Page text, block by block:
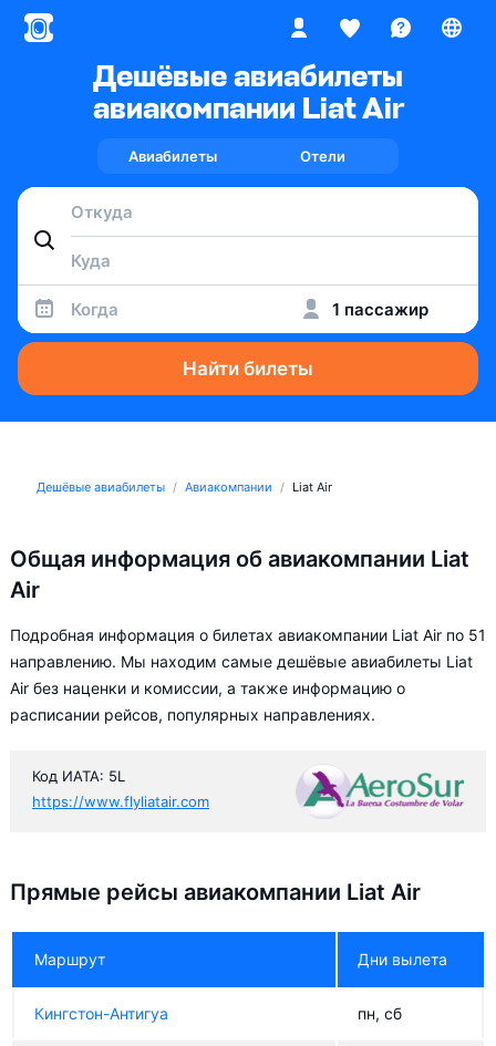
Дешёвые авиабилеты
авиакомпании Liat Air
Авиабилеты Отели
Когда 1 пассажир
Найти билеты
Дешёвые авиабилеты Авиакомпании Liat Air
Общая информация об авиакомпании Liat
Air
Подробная информация о билетах авиакомпании Liat Air по 51
направлению. Мы находим самые дешёвые авиабилеты Liat
Air без наценки и комиссии, а также информацию о
расписании рейсов, популярных направлениях.
Код ИАТА: 5L
https://www.flyliatair.com
Прямые рейсы авиакомпании Liat Air
Маршрут Дни вылета
Кингстон-Антигуа пн, сб